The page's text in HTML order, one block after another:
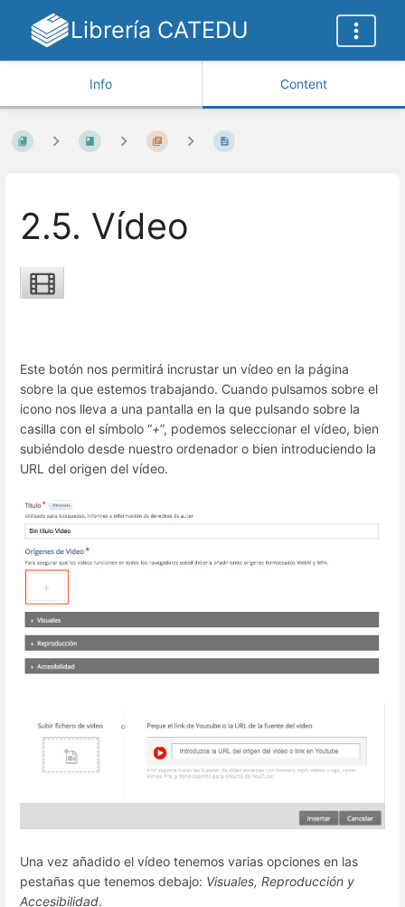
Librería CATEDU
Info Content
2.5. Vídeo
Este botón nos permitirá incrustar un vídeo en la página
sobre la que estemos trabajando. Cuando pulsamos sobre el
icono nos lleva a una pantalla en la que pulsando sobre la
casilla con el símbolo “+”, podemos seleccionar el vídeo, bien
subiéndolo desde nuestro ordenador o bien introduciendo la
URL del origen del vídeo.
Una vez añadido el vídeo tenemos varias opciones en las
pestañas que tenemos debajo: Visuales, Reproducción y
Accesibilidad.